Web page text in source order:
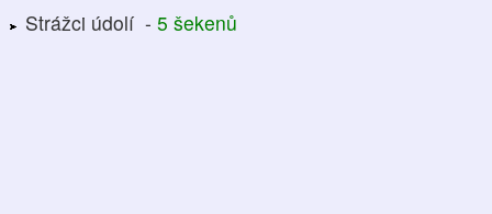
Strážci údolí - 5 šekenů